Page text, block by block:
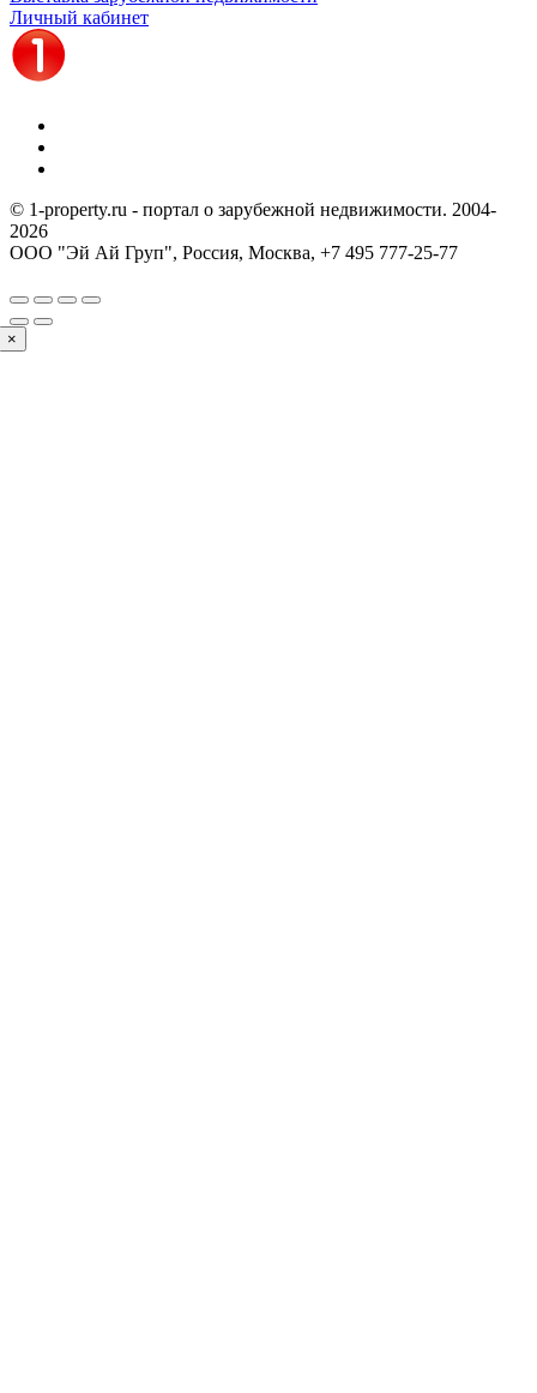
Личный кабинет
© 1-property.ru - портал о зарубежной недвижимости. 2004-
2026
ООО "Эй Ай Груп", Россия, Москва, +7 495 777-25-77
×